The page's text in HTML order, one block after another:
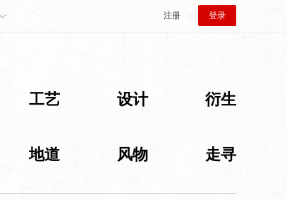
注册 登录
工艺 设计 衍生
地道 风物 走寻